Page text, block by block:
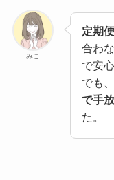
みこ
定期
合わ
で安心
でも
で手
た。